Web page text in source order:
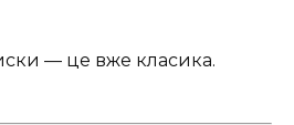
— це вже класика.